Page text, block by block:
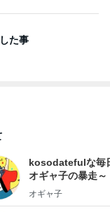
た事
kosodatefulな毎
オギャ子の暴走～
オギャ子